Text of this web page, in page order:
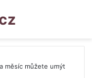
měsíc můžete umýt